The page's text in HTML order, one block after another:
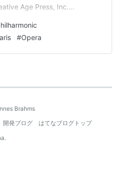
Age Press, Inc.
showbook.php?
本はこちらからどうぞ
#Opera
Brahms
開発ブログ
はてなブログトップ